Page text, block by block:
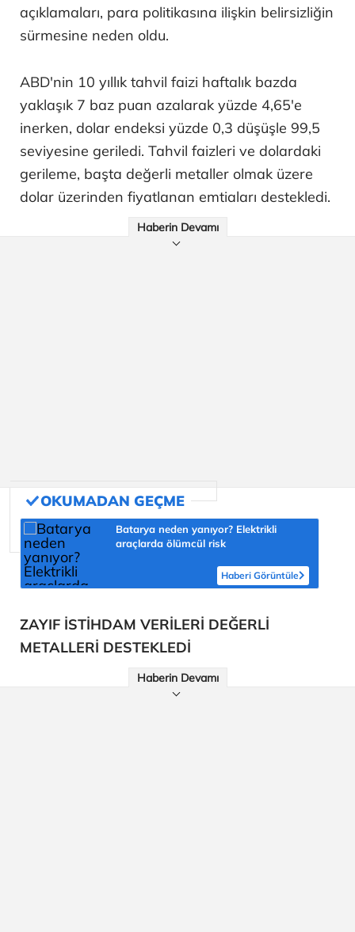
açıklamaları, para politikasına ilişkin belirsizliğin
sürmesine neden oldu.
ABD'nin 10 yıllık tahvil faizi haftalık bazda
yaklaşık 7 baz puan azalarak yüzde 4,65'e
inerken, dolar endeksi yüzde 0,3 düşüşle 99,5
seviyesine geriledi. Tahvil faizleri ve dolardaki
gerileme, başta değerli metaller olmak üzere
dolar üzerinden fiyatlanan emtiaları destekledi.
Haberin Devamı
Batarya neden yanıyor? Elektrikli
araçlarda ölümcül risk
Haberi Görüntüle
ZAYIF İSTİHDAM VERİLERİ DEĞERLİ
METALLERİ DESTEKLEDİ
Haberin Devamı